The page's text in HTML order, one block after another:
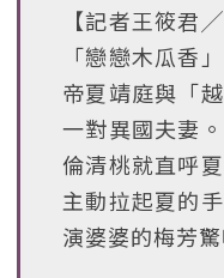
【記者王筱君
「戀戀木瓜香
帝夏靖庭與「
一對異國夫妻
倫清桃就直呼
主動拉起夏的
演婆婆的梅芳